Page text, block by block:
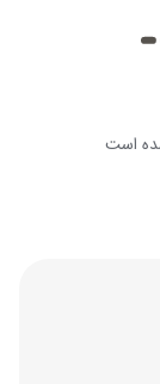
است